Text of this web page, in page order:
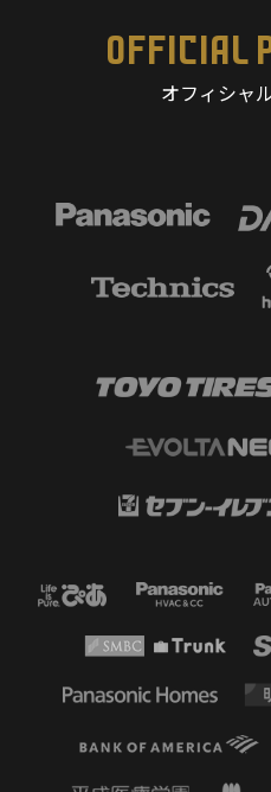
OFFICIAL
オフィシャ